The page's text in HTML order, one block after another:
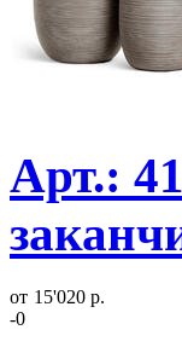
Арт.:
от 15'020 р.
-0